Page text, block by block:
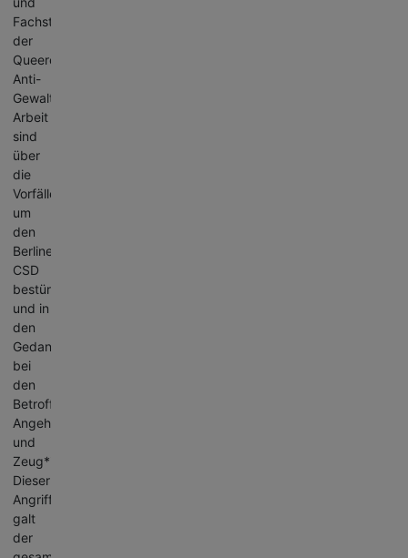
Fachstrukturen
der
Queeren
Anti-
Gewalt-
Arbeit
sind
über
die
Vorfälle
um
den
Berliner
CSD
bestürzt
und in
den
Gedanken
bei
den
Betroffenen,
Angehörigen
und
Zeug*innen.
Dieser
Angriff
galt
der